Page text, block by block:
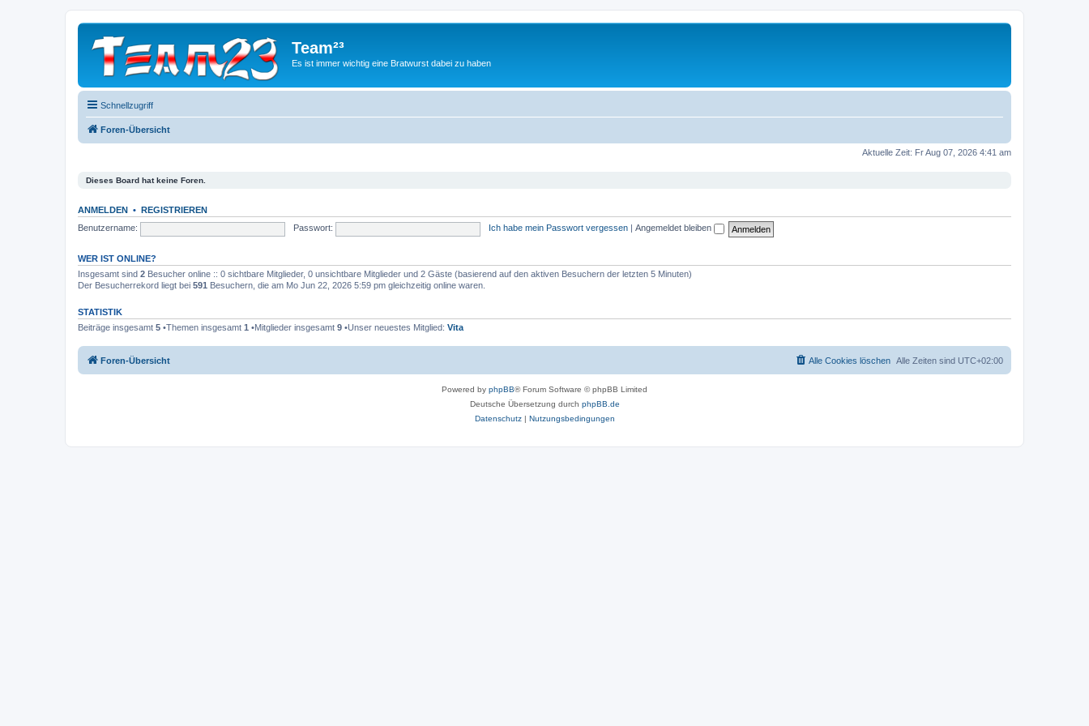
Team²³
Es ist immer wichtig eine Bratwurst dabei zu haben
Schnellzugriff
Foren-Übersicht
Aktuelle Zeit: Fr Aug 07, 2026 4:41 am
Dieses Board hat keine Foren.
ANMELDEN • REGISTRIEREN
Benutzername:
Passwort: Ich habe mein Passwort vergessen Angemeldet bleiben
WER IST ONLINE?
Insgesamt sind 2 Besucher online :: 0 sichtbare Mitglieder, 0 unsichtbare Mitglieder und 2 Gäste (basierend auf den aktiven Besuchern der letzten 5 Minuten)
Der Besucherrekord liegt bei 591 Besuchern, die am Mo Jun 22, 2026 5:59 pm gleichzeitig online waren.
STATISTIK
Beiträge insgesamt 5 •Themen insgesamt 1 •Mitglieder insgesamt 9 •Unser neuestes Mitglied: Vita
Foren-Übersicht Alle Zeiten sind UTC+02:00
Alle Cookies löschen
Powered by phpBB® Forum Software © phpBB Limited
Deutsche Übersetzung durch phpBB.de
Datenschutz| Nutzungsbedingungen